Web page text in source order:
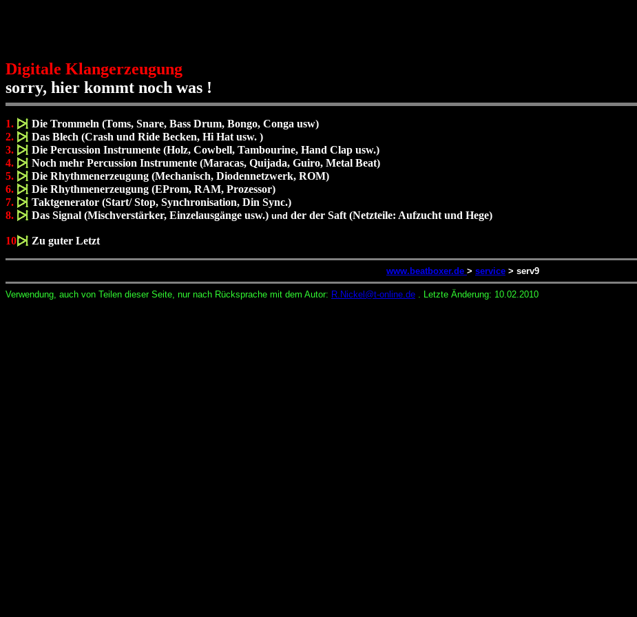
Digitale Klangerzeugung
sorry, hier kommt noch was !
1.
Die Trommeln (Toms, Snare, Bass Drum, Bongo, Conga usw)
2.
Das Blech (Crash und Ride Becken, Hi Hat usw. )
3.
Die Percussion Instrumente (Holz, Cowbell, Tambourine, Hand Clap usw.)
4.
Noch mehr Percussion Instrumente (Maracas, Quijada, Guiro, Metal Beat)
5.
Die Rhythmenerzeugung (Mechanisch, Diodennetzwerk, ROM)
6.
Die Rhythmenerzeugung (EProm, RAM, Prozessor)
7.
Taktgenerator (Start/ Stop, Synchronisation, Din Sync.)
8.
Das Signal (Mischverstärker, Einzelausgänge usw.) und der der Saft (Netzteile: Aufzucht und Hege)
10 Zu guter Letzt
www.beatboxer.de > service > serv9
Verwendung, auch von Teilen dieser Seite, nur nach Rücksprache mit dem Autor: R.Nickel@t-online.de . Letzte Änderung: 10.02.2010